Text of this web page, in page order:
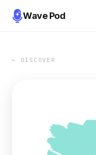
Wave Pod
← DISCOVER